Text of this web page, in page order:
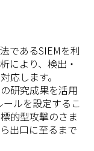
であるSIEMを利
により、検出・
応します。
研究成果を活用
ールを設定するこ
的型攻撃のさま
出口に至るまで